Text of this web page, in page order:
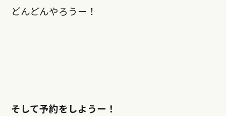
どんどんやろうー！
そして予約をしようー！